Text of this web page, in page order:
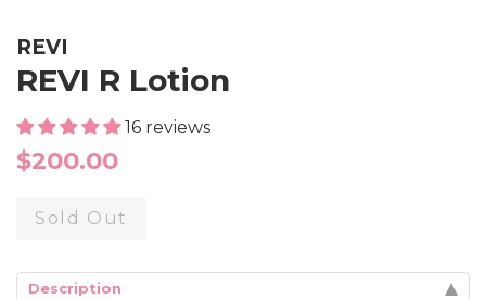
REVI
REVI R Lotion
16 reviews
Regular
$200.00
Sold Out
Description